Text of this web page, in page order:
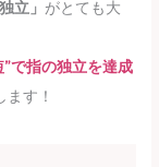
立」 がとても大
”で指の独立を達成
す！